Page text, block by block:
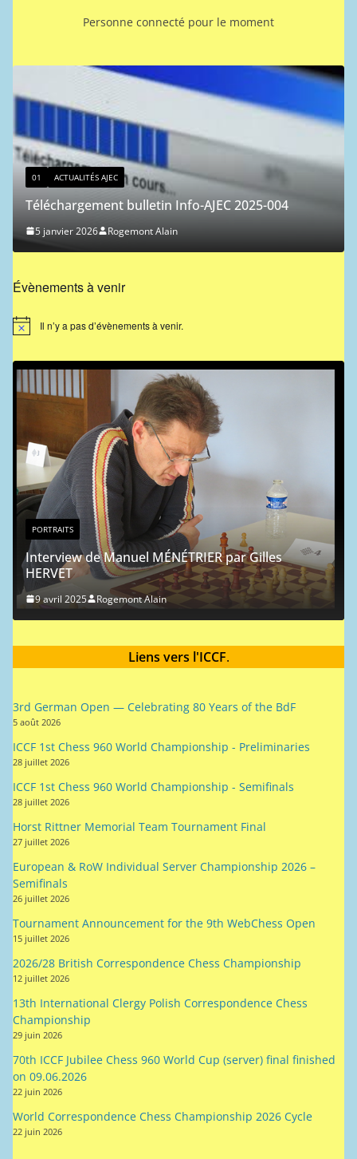
Personne connecté pour le moment
004
01 ACTUALITÉS AJEC
Classement ICCF des joueurs de l’AJEC –
1 janvier 2026
Évènements à venir
N
i
e
Il n’y a pas d’évènements à venir.
Gilles
PORTRAITS
Portrait chinois : Jean-Michel Hagnere
9 mai 2024 Rogemont Alain
Liens vers l'ICCF.
5 août 2026
ICCF 1st Chess 960 World Championship - Preliminaries
ICCF 1st Chess 960 World Championship - Semifinals
28 juillet 2026
Horst Rittner Memorial Team Tournament Final
27 juillet 2026
European & RoW Individual Server Championship 2026 –
Semifinals
26 juillet 2026
Tournament Announcement for the 9th WebChess Open
15 juillet 2026
2026/28 British Correspondence Chess Championship
12 juillet 2026
13th International Clergy Polish Correspondence Chess
Championship
29 juin 2026
70th ICCF Jubilee Chess 960 World Cup (server) final finished
on 09.06.2026
22 juin 2026
World Correspondence Chess Championship 2026 Cycle
22 juin 2026